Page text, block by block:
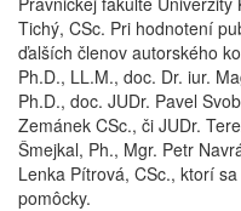
Příklady
z
Evropského
práva
Tichý, CSc. Pri hodnotení
ďalších členov autorského
Ph.D., LL.M., doc. Dr. iur.
Ph.D., doc. JUDr. Pavel
Zemánek CSc., či JUDr.
Šmejkal, Ph., Mgr. Petr
Lenka Pítrová, CSc., ktorí
pomôcky.